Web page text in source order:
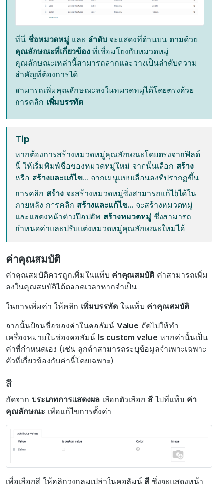
ที่นี่ ชื่อหมวดหมู่ และ ลำดับ จะแสดงที่ด้านบน ตามด้วย
คุณลักษณะที่เกี่ยวข้อง ที่เชื่อมโยงกับหมวดหมู่
คุณลักษณะเหล่านี้สามารถลากและวางเป็นลำดับความ
สำคัญที่ต้องการได้
สามารถเพิ่มคุณลักษณะลงในหมวดหมู่ได้โดยตรงด้วย
การคลิก เพิ่มบรรทัด
Tip
หากต้องการสร้างหมวดหมู่คุณลักษณะโดยตรงจากฟิลด์
นี้ ให้เริ่มพิมพ์ชื่อของหมวดหมู่ใหม่ จากนั้นเลือก สร้าง
หรือ สร้างและแก้ไข... จากเมนูแบบเลื่อนลงที่ปรากฏขึ้น
การคลิก สร้าง จะสร้างหมวดหมู่ซึ่งสามารถแก้ไხได้ใน
ภายหลัง การคลิก สร้างและแก้ไข... จะสร้างหมวดหมู่
และแสดงหน้าต่างป๊อปอัพ สร้างหมวดหมู่ ซึ่งสามารถ
กำหนดค่าและปรับแต่งหมวดหมู่คุณลักษณะใหม่ได้
ค่าคุณสมบัติ
ค่าคุณสมบัติควรถูกเพิ่มในแท็บ ค่าคุณสมบัติ ค่าสามารถเพิ่ม
ลงในคุณสมบัติได้ตลอดเวลาหากจำเป็น
ในการเพิ่มค่า ให้คลิก เพิ่มบรรทัด ในแท็บ ค่าคุณสมบัติ
จากนั้นป้อนชื่อของค่าในคอลัมน์ Value ถัดไปให้ทำ
เครื่องหมายในช่องคอลัมน์ Is custom value หากค่านั้นเป็น
ค่าที่กำหนดเอง (เช่น ลูกค้าสามารถระบุข้อมูลจำเพาะเฉพาะ
ตัวที่เกี่ยวข้องกับค่านี้โดยเฉพาะ)
สี
ถัดจาก ประเภทการแสดงผล เลือกตัวเลือก สี ไปที่แท็บ ค่า
คุณลักษณะ เพื่อแก้ไขการตั้งค่า
เพื่อเลือกสี ให้คลิกวงกลมเปล่าในคอลัมน์ สี ซึ่งจะแสดงหน้า